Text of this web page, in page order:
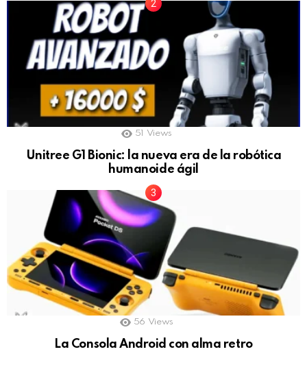
51 Views
Unitree G1 Bionic: la nueva era de la robótica
humanoide ágil
56 Views
La Consola Android con alma retro